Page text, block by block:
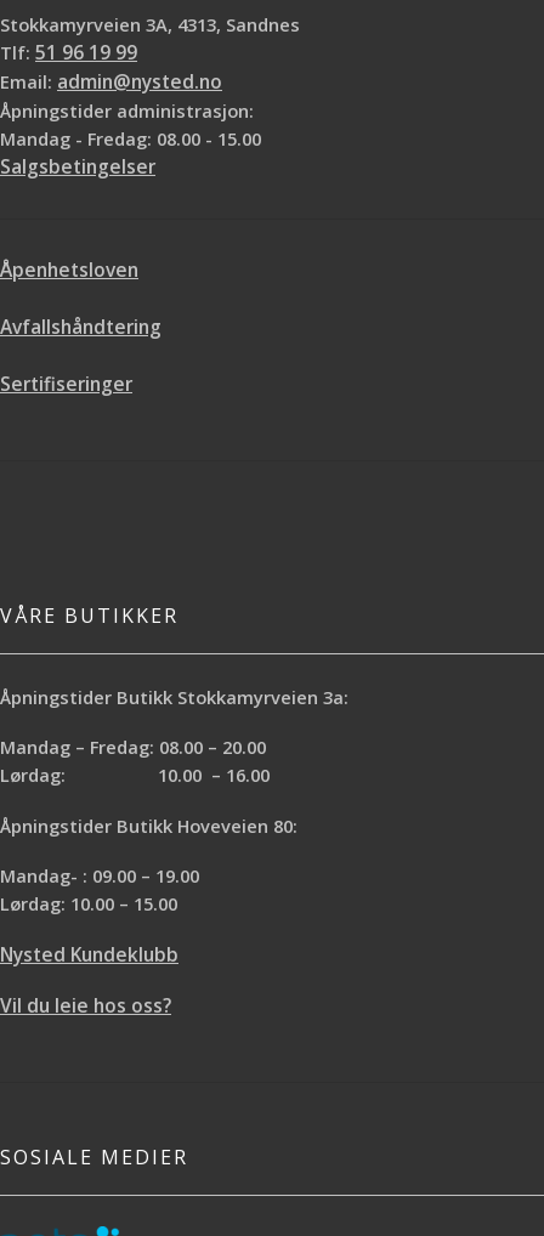
Stokkamyrveien 3A, 4313, Sandnes
Tlf: 51 96 19 99
Email: admin@nysted.no
Åpningstider administrasjon:
Mandag - Fredag: 08.00 - 15.00
Salgsbetingelser
Åpenhetsloven
Avfallshåndtering
Sertifiseringer
VÅRE BUTIKKER
Åpningstider Butikk Stokkamyrveien 3a:
Mandag – Fredag: 08.00 – 20.00
Lørdag: 10.00 – 16.00
Åpningstider Butikk Hoveveien 80:
Mandag- : 09.00 – 19.00
Lørdag: 10.00 – 15.00
Nysted Kundeklubb
Vil du leie hos oss?
SOSIALE MEDIER